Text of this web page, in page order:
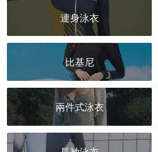
連身泳衣
比基尼
兩件式泳衣